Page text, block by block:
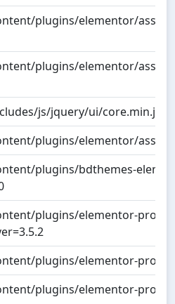
plugins/elementor/
plugins/elementor/
js/jquery/ui/
plugins/elementor/
plugins/bdthemes-
plugins/elementor-pro/
plugins/elementor-pro/
plugins/elementor-pro/